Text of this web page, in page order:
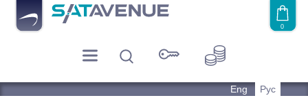
0
Eng Рус